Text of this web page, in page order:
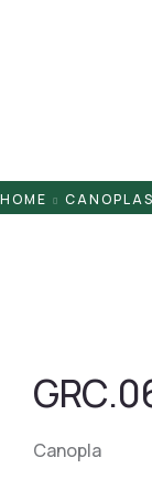
HOME CANOPLAS
Canopla